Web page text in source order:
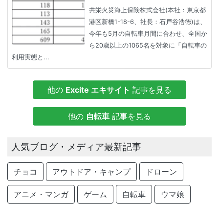
共栄火災海上保険株式会社(本社：東京都
港区新橋1-18-6、社長：石戸谷浩徳)は、
今年も5月の自転車月間に合わせ、全国か
ら20歳以上の1065名を対象に「自転車の
利用実態と...
他の Excite エキサイト 記事を見る
他の 自転車 記事を見る
人気ブログ・メディア最新記事
チョコ アウトドア・キャンプ ドローン
アニメ・マンガ ゲーム 自転車 ウマ娘